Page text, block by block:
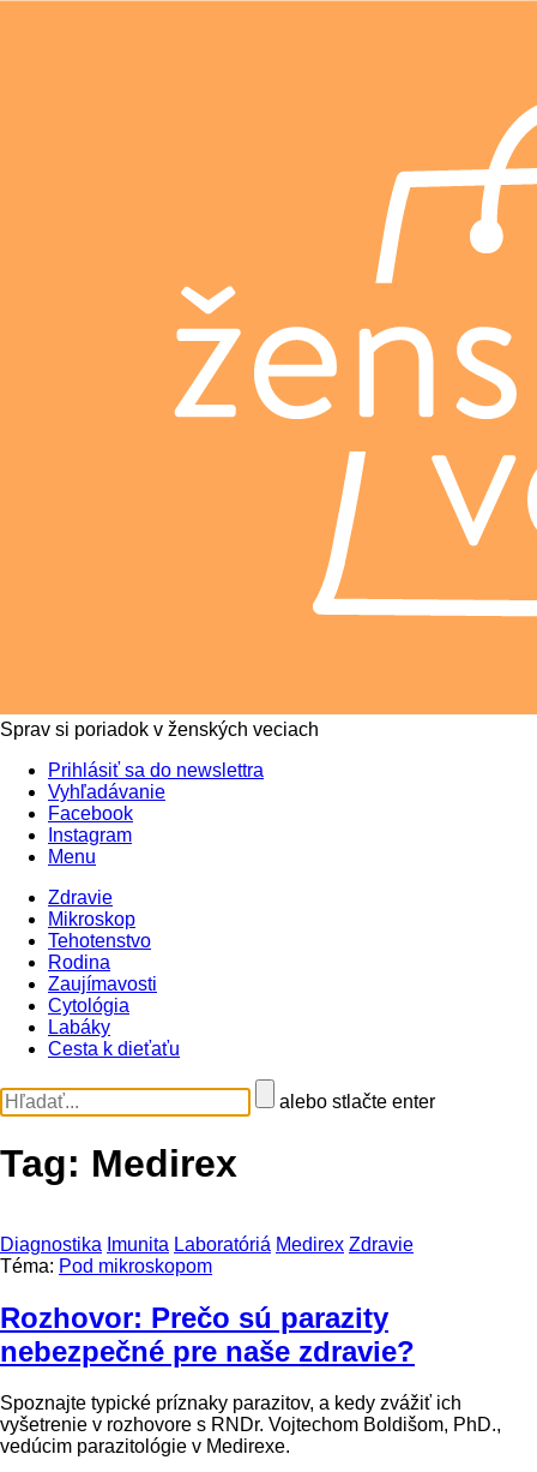
Sprav si poriadok v ženských veciach
Prihlásiť sa do newslettra
Vyhľadávanie
Facebook
Instagram
Menu
Zdravie
Mikroskop
Tehotenstvo
Rodina
Zaujímavosti
Cytológia
Labáky
Cesta k dieťaťu
alebo stlačte enter
Tag: Medirex
Diagnostika Imunita Laboratóriá Medirex Zdravie
Téma: Pod mikroskopom
Rozhovor: Prečo sú parazity
nebezpečné pre naše zdravie?
Spoznajte typické príznaky parazitov, a kedy zvážiť ich
vyšetrenie v rozhovore s RNDr. Vojtechom Boldišom, PhD.,
vedúcim parazitológie v Medirexe.